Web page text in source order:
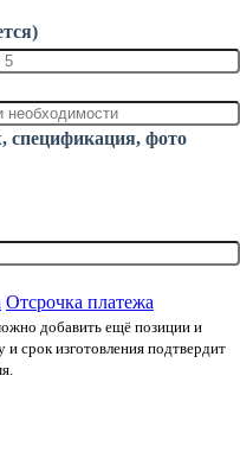
фото
Отсрочка платежа
добавить ещё позиции и
срок изготовления подтвердит